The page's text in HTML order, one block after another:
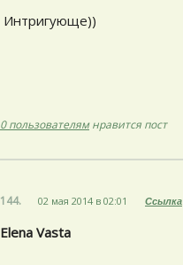
Интригующе))
0 пользователямнравится пост
144. 02 мая 2014 в 02:01 Ссылка
Elena Vasta